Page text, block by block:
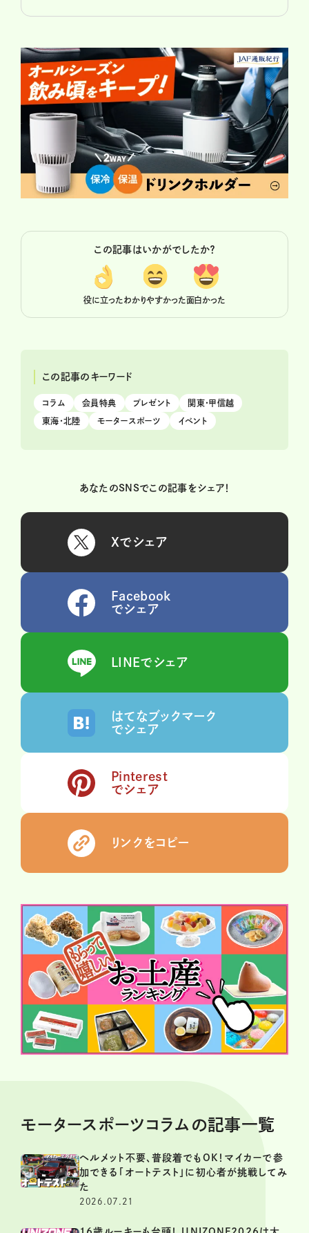
この記事はいかがでしたか？
役に立ったわかりやすかった面白かった
この記事のキーワード
コラム 会員特典 プレゼント 関東・甲信越
東海・北陸 モータースポーツ イベント
あなたのSNSでこの記事をシェア！
Xでシェア
Facebook
でシェア
LINEでシェア
はてなブックマーク
でシェア
Pinterest
でシェア
リンクをコピー
モータースポーツコラムの記事一覧
ヘルメット不要、普段着でもOK！マイカーで参
加できる「オートテスト」に初心者が挑戦してみ
た
2026.07.21